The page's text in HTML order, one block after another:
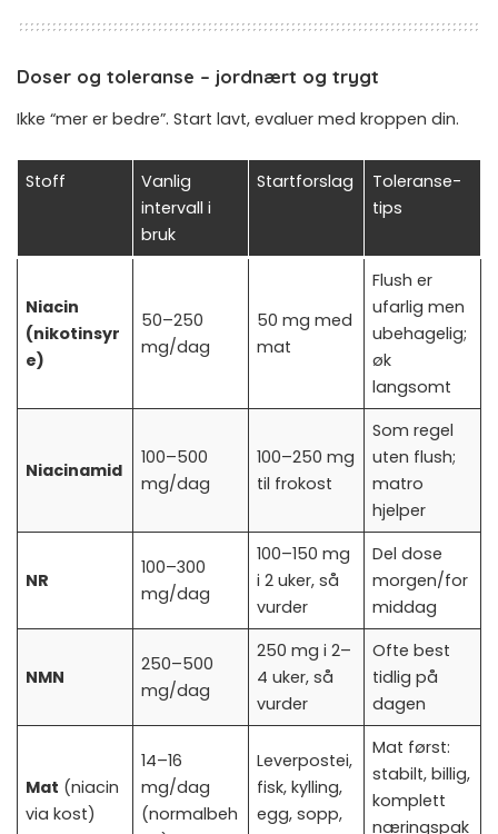
Doser og toleranse – jordnært og trygt
Ikke “mer er bedre”. Start lavt, evaluer med kroppen din.
Stoff
Vanlig
intervall i
bruk
Startforslag
Toleranse-
tips
Niacin
(nikotinsyr
e)
50–250
mg/dag
50 mg med
mat
Flush er
ufarlig men
ubehagelig;
øk
langsomt
Niacinamid
100–500
mg/dag
100–250 mg
til frokost
Som regel
uten flush;
matro
hjelper
NR
100–300
mg/dag
100–150 mg
i 2 uker, så
vurder
Del dose
morgen/for
middag
NMN
250–500
mg/dag
250 mg i 2–
4 uker, så
vurder
Ofte best
tidlig på
dagen
Mat (niacin
via kost)
14–16
mg/dag
(normalbeh
Leverpostei,
fisk, kylling,
egg, sopp,
Mat først:
stabilt, billig,
komplett
næringspak